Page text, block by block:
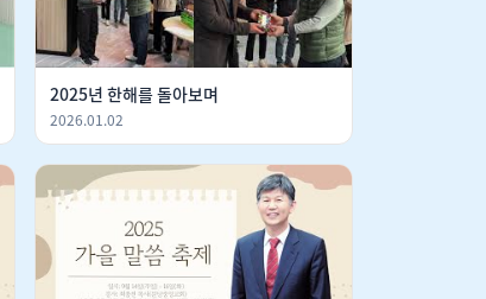
2025년 한해를 돌아보며
2026.01.02